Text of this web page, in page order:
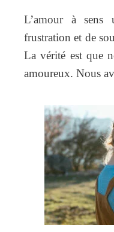
L’amour à sens
frustration et de
La vérité est que
amoureux. Nous